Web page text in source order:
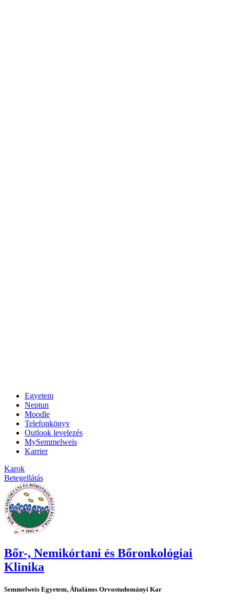
Egyetem
Neptun
Moodle
Telefonkönyv
Outlook levelezés
MySemmelweis
Karrier
Karok
Betegellátás
Bőr-, Nemikórtani és Bőronkológiai
Klinika
Semmelweis Egyetem, Általános Orvostudományi Kar